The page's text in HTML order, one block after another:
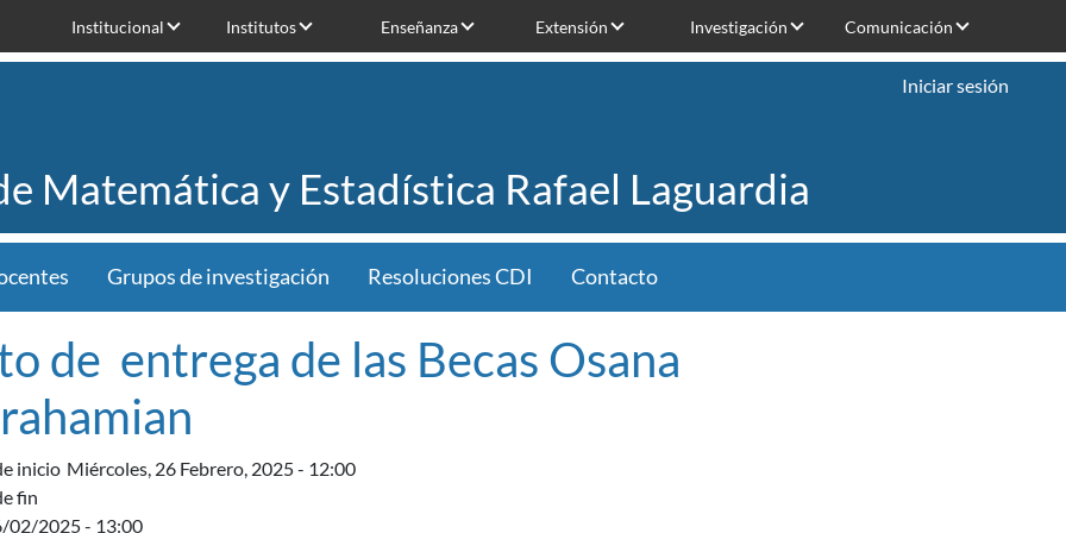
Institucional Institutos Enseñanza Extensión Investigación Comunicación
Matemática y Estadística Rafael Laguardia
Iniciar sesión
Grupos de investigación Resoluciones CDI Contacto
de entrega de las Becas Osana
inicio Miércoles, 26 Febrero, 2025 - 12:00
fin
02/2025 - 13:00